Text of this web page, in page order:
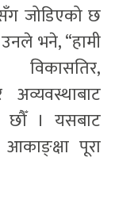
जोडिएको छ
भने, “हामी
अव्यवस्थाबाट
छौँ । यसबाट
पूरा